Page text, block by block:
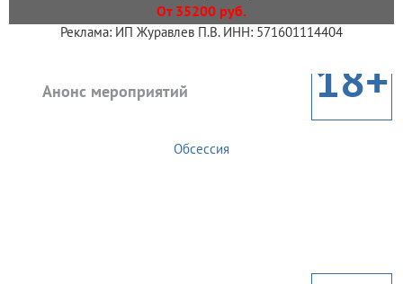
От 35200 руб.
Реклама: ИП Журавлев П.В. ИНН: 571601114404
Анонс мероприятий 18+
Обсессия